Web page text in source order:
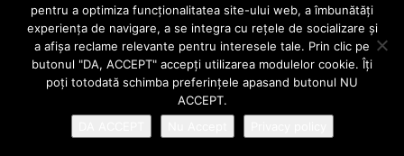
pentru a optimiza funcţionalitatea site-ului web, a îmbunătăţi
experienţa de navigare, a se integra cu reţele de socializare şi
a afişa reclame relevante pentru interesele tale. Prin clic pe
butonul "DA, ACCEPT" accepţi utilizarea modulelor cookie. Îţi
poţi totodată schimba preferinţele apasand butonul NU
ACCEPT.